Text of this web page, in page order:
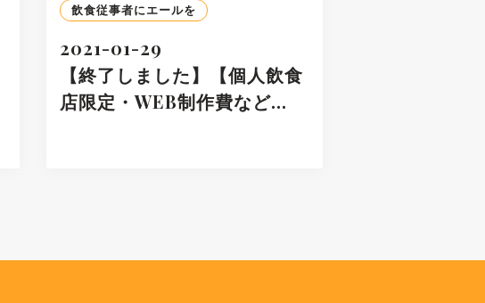
飲食従事者にエールを
2021-01-29
【終了しました】【個人飲食
店限定・WEB制作費など…